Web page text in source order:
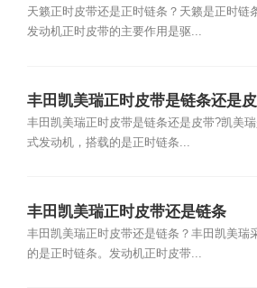
天籁正时皮带还是正时链条？天籁是正时链
发动机正时皮带的主要作用是驱...
丰田凯美瑞正时皮带是链条还是
丰田凯美瑞正时皮带是链条还是皮带?凯美
式发动机，搭载的是正时链条...
丰田凯美瑞正时皮带还是链条
丰田凯美瑞正时皮带还是链条？丰田凯美瑞
的是正时链条。发动机正时皮带...